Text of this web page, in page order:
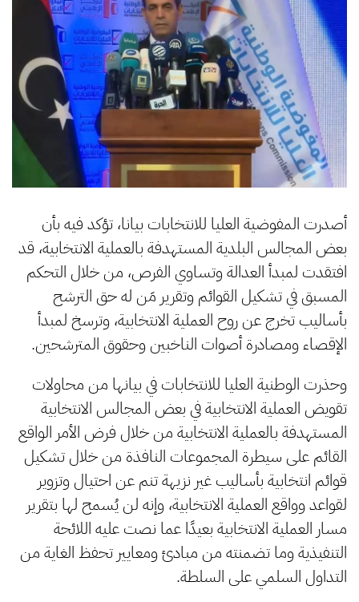
أصدرت المفوضية العليا للانتخابات بيانا، تؤكد فيه بأن
بعض المجالس البلدية المستهدفة بالعملية الانتخابية، قد
افتقدت لمبدأ العدالة وتساوي الفرص، من خلال التحكم
المسبق في تشكيل القوائم وتقرير مَن له حق الترشح
بأساليب تخرج عن روح العملية الانتخابية، وترسخ لمبدأ
الإقصاء ومصادرة أصوات الناخبين وحقوق المترشحين.
وحذرت الوطنية العليا للانتخابات في بيانها من محاولات
تقويض العملية الانتخابية في بعض المجالس الانتخابية
المستهدفة بالعملية الانتخابية من خلال فرض الأمر الواقع
القائم على سيطرة المجموعات النافذة من خلال تشكيل
قوائم انتخابية بأساليب غير نزيهة تنم عن احتيال وتزوير
لقواعد وواقع العملية الانتخابية، وإنه لن يُسمح لها بتقرير
مسار العملية الانتخابية بعيدًا عما نصت عليه اللائحة
التنفيذية وما تضمنته من مبادئ ومعايير تحفظ الغاية من
التداول السلمي على السلطة.